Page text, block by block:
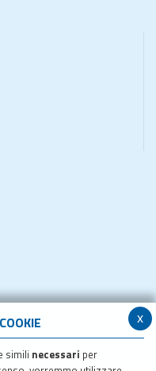
x
simili necessari per